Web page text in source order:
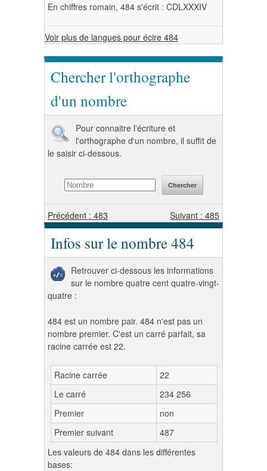
En chiffres romain, 484 s'écrit : CDLXXXIV
Voir plus de langues pour écire 484
Chercher l'orthographe
d'un nombre
Pour connaitre l'écriture et
l'orthographe d'un nombre, il suffit de
le saisir ci-dessous.
Précédent : 483 Suivant : 485
Infos sur le nombre 484
Retrouver ci-dessous les informations
sur le nombre quatre cent quatre-vingt-
quatre :
484 est un nombre pair. 484 n'est pas un
nombre premier. C'est un carré parfait, sa
racine carrée est 22.
Racine carrée
22
Le carré
234 256
Premier
non
Premier suivant
487
Les valeurs de 484 dans les différentes
bases: